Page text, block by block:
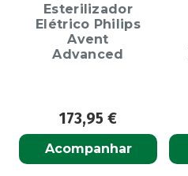
Esterilizador
Elétrico Philips
Avent
Advanced
173,95 €
Acompanhar